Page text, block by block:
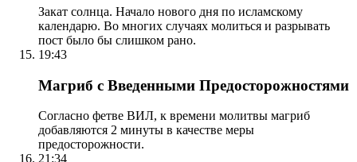
Закат солнца. Начало нового дня по исламскому
календарю. Во многих случаях молиться и разрывать
пост было бы слишком рано.
19:43
Магриб с Введенными Предосторожностями
Согласно фетве ВИЛ, к времени молитвы магриб
добавляются 2 минуты в качестве меры
предосторожности.
21:34